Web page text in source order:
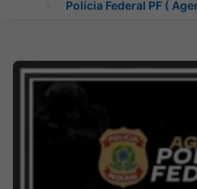
Polícia Federal PF (